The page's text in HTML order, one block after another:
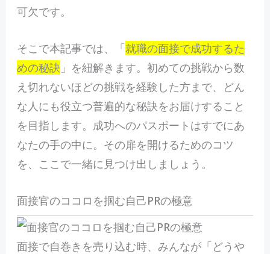
可欠です。
そこで本記事では、「就職の面接で成功するた
めの秘訣 」を紐解きます。初めての挑戦から数
え切れないほどの挑戦を経験した方まで、どん
な人にも役立つ普遍的な秘訣をお届けすること
を目指します。成功へのパスポートはすでにあ
なたの手の中に。その扉を開けるためのコツ
を、ここで一緒に見つけ出しましょう。
面接官のココロを掴む自己PRの極意
面接で自巻きを売り込む時、みんなが「どうや